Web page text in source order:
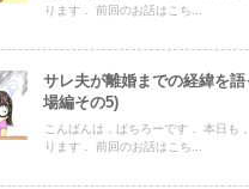
ります． 前回のお話はこち...
サレ夫が離婚までの経緯を
場編その5)
こんばんは，ぱちろーです． 本日も
ります． 前回のお話はこち...